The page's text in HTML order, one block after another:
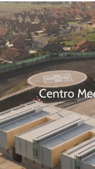
Centro